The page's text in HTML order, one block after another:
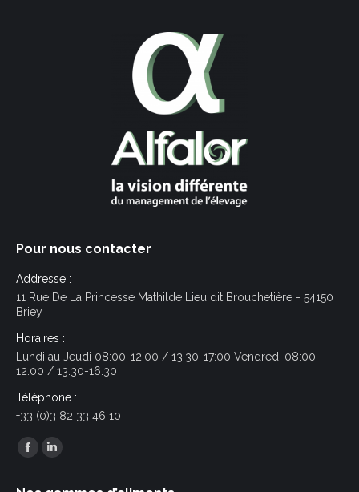
Pour nous contacter
Addresse :
11 Rue De La Princesse Mathilde Lieu dit Brouchetière - 54150
Briey
Horaires :
Lundi au Jeudi 08:00-12:00 / 13:30-17:00 Vendredi 08:00-
12:00 / 13:30-16:30
Téléphone :
+33 (0)3 82 33 46 10
Trouvez nous sur :
Facebook
LinkedIn